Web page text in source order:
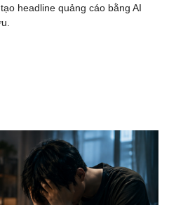
headline quảng cáo bằng AI